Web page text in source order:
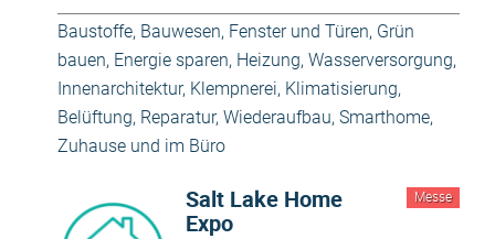
Baustoffe, Bauwesen, Fenster und Türen, Grün
bauen, Energie sparen, Heizung, Wasserversorgung,
Innenarchitektur, Klempnerei, Klimatisierung,
Belüftung, Reparatur, Wiederaufbau, Smarthome,
Zuhause und im Büro
Messe
Salt Lake Home
Expo